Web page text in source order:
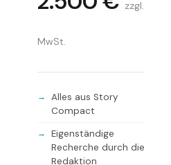
zzgl.
MwSt.
Alles aus Story
Compact
Eigenständige
Recherche durch die
Redaktion